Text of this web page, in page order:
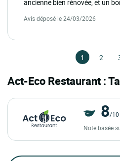
ancienne bien rénovée, et un
Avis déposé le 24/03/2026
1 2
Act-Eco Restaurant :
8/10
Note basée